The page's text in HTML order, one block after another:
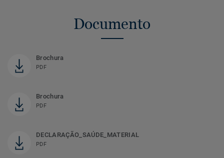
Documento
Brochura
PDF
Brochura
PDF
DECLARAÇÃO_SAÚDE_MATERIAL
PDF